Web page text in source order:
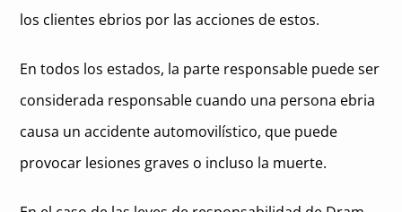
los clientes ebrios por las acciones de estos.
En todos los estados, la parte responsable puede ser
considerada responsable cuando una persona ebria
causa un accidente automovilístico, que puede
provocar lesiones graves o incluso la muerte.